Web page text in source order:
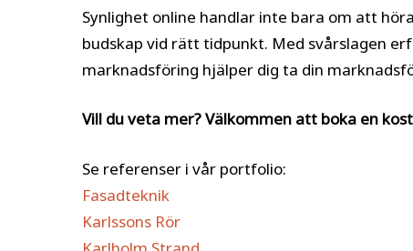
Synlighet online handlar inte bara om att
budskap vid rätt tidpunkt. Med svårslagen
marknadsföring hjälper dig ta din
Vill du veta mer? Välkommen att boka en
Se referenser i vår portfolio:
Fasadteknik
Karlssons Rör